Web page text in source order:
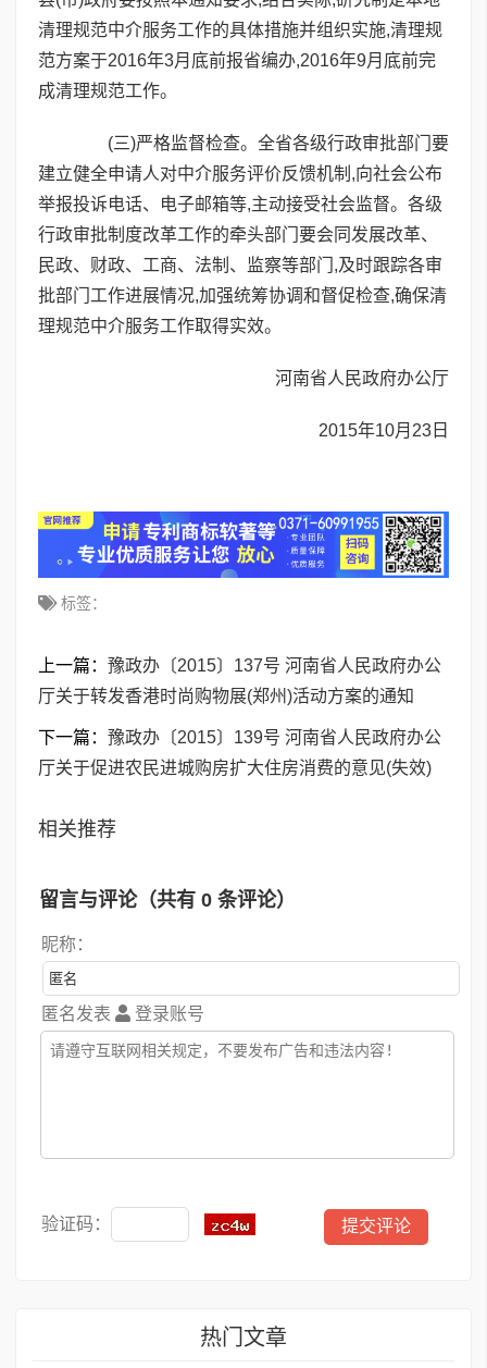
清理规范中介服务工作的具体措施并组织实施,清理规
范方案于2016年3月底前报省编办,2016年9月底前完
成清理规范工作。
(三)严格监督检查。全省各级行政审批部门要
建立健全申请人对中介服务评价反馈机制,向社会公布
举报投诉电话、电子邮箱等,主动接受社会监督。各级
行政审批制度改革工作的牵头部门要会同发展改革、
民政、财政、工商、法制、监察等部门,及时跟踪各审
批部门工作进展情况,加强统筹协调和督促检查,确保清
理规范中介服务工作取得实效。
河南省人民政府办公厅
2015年10月23日
标签：
上一篇： 豫政办〔2015〕137号 河南省人民政府办公
厅关于转发香港时尚购物展(郑州)活动方案的通知
下一篇： 豫政办〔2015〕139号 河南省人民政府办公
厅关于促进农民进城购房扩大住房消费的意见(失效)
相关推荐
留言与评论（共有 0 条评论）
昵称：
匿名发表 登录账号
验证码：
热门文章